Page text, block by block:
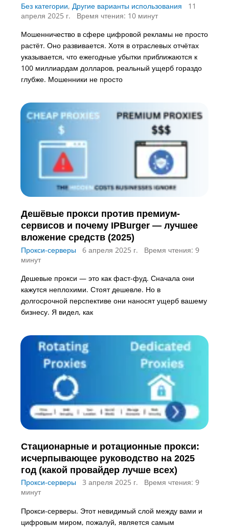
Без категории, Другие варианты использования
11
апреля 2025 г.
Время чтения: 10 минут
Мошенничество в сфере цифровой рекламы не просто
растёт. Оно развивается. Хотя в отраслевых отчётах
указывается, что ежегодные убытки приближаются к
100 миллиардам долларов, реальный ущерб гораздо
глубже. Мошенники не просто
Дешёвые прокси против премиум-
сервисов и почему IPBurger — лучшее
вложение средств (2025)
Прокси-серверы 6 апреля 2025 г.
Время чтения: 9
минут
Дешевые прокси — это как фаст-фуд. Сначала они
кажутся неплохими. Стоят дешевле. Но в
долгосрочной перспективе они наносят ущерб вашему
бизнесу. Я видел, как
Стационарные и ротационные прокси:
исчерпывающее руководство на 2025
год (какой провайдер лучше всех)
Прокси-серверы 3 апреля 2025 г.
Время чтения: 9
минут
Прокси-серверы. Этот невидимый слой между вами и
цифровым миром, пожалуй, является самым